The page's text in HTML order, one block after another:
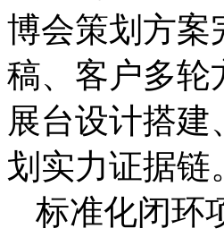
博会策划方案
稿、客户多轮
展台设计搭
划实力证据链
标准化闭环